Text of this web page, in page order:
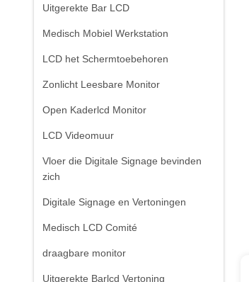
Uitgerekte Bar LCD
Medisch Mobiel Werkstation
LCD het Schermtoebehoren
Zonlicht Leesbare Monitor
Open Kaderlcd Monitor
LCD Videomuur
Vloer die Digitale Signage bevinden
zich
Digitale Signage en Vertoningen
Medisch LCD Comité
draagbare monitor
Uitgerekte Barlcd Vertoning